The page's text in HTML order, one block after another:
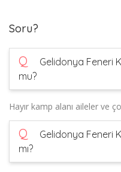
Soru?
Q
Gelidonya Feneri
mu?
Hayır kamp alanı aileler ve
Q
Gelidonya Feneri
mı?